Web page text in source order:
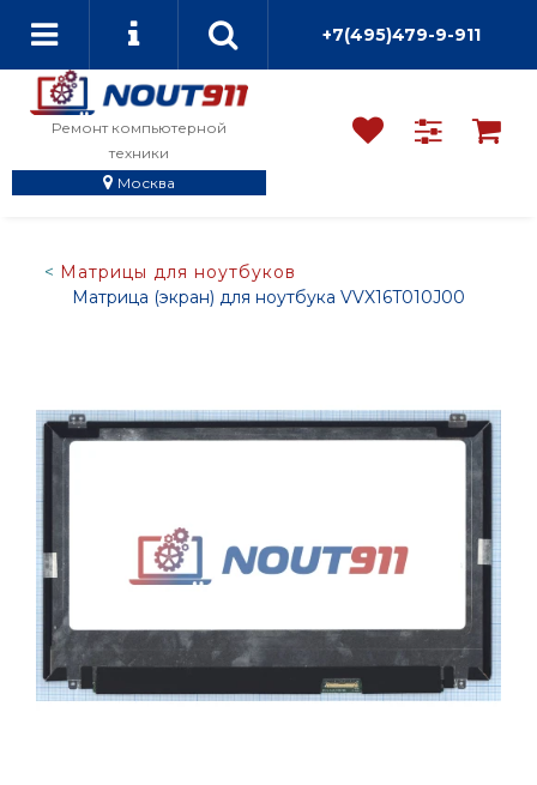
+7(495)479-9-911
Ремонт компьютерной
техники
Москва
Матрицы для ноутбуков
Матрица (экран) для ноутбука VVX16T010J00